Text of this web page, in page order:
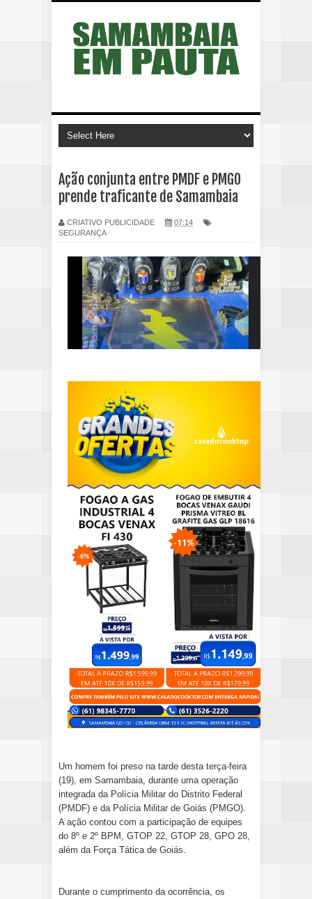
Ação conjunta entre PMDF e PMGO
prende traficante de Samambaia
CRIATIVO PUBLICIDADE
07:14
SEGURANÇA
Um homem foi preso na tarde desta terça-feira
(19), em Samambaia, durante uma operação
integrada da Polícia Militar do Distrito Federal
(PMDF) e da Polícia Militar de Goiás (PMGO).
A ação contou com a participação de equipes
do 8º e 2º BPM, GTOP 22, GTOP 28, GPO 28,
além da Força Tática de Goiás.
Durante o cumprimento da ocorrência, os